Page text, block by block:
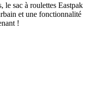
le sac à roulettes Eastpak
et une fonctionnalité
!